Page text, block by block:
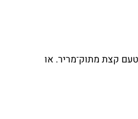
קצת מתוק־מריר. או